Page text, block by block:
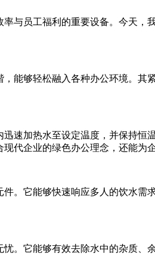
与员工福利的重要设备。今天
能够轻松融入各种办公环境。其
速加热水至设定温度，并保持
代企业的绿色办公理念，还能为
。它能够快速响应多人的饮水需
。它能够有效去除水中的杂质